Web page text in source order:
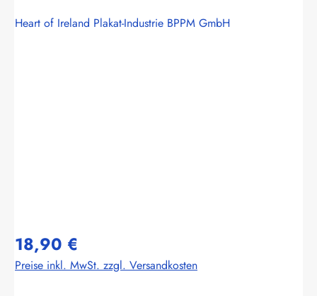
Heart of Ireland Plakat-Industrie BPPM GmbH
18,90 €
Preise inkl. MwSt. zzgl. Versandkosten